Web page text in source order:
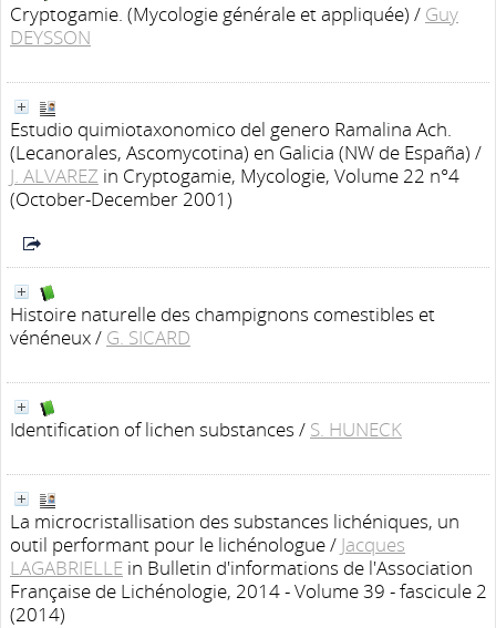
Cryptogamie. (Mycologie générale et appliquée) / Guy
DEYSSON
Estudio quimiotaxonomico del genero Ramalina Ach.
(Lecanorales, Ascomycotina) en Galicia (NW de España) /
J. ALVAREZ in Cryptogamie, Mycologie, Volume 22 n°4
(October-December 2001)
Histoire naturelle des champignons comestibles et
vénéneux/ G. SICARD
Identification of lichen substances / S. HUNECK
La microcristallisation des substances lichéniques, un
outil performant pour le lichénologue/ Jacques
LAGABRIELLE in Bulletin d'informations de l'Association
Française de Lichénologie, 2014 - Volume 39 - fascicule 2
(2014)